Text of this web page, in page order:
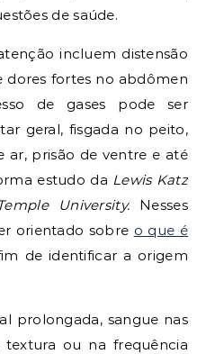
de saúde.
incluem distensão
dores fortes no abdômen
de gases pode ser
geral, fisgada no peito,
ar, prisão de ventre e até
estudo da Lewis Katz
University. Nesses
orientado sobre o que é
de identificar a origem
prolongada, sangue nas
textura ou na frequência